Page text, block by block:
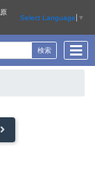
Select Language ▼